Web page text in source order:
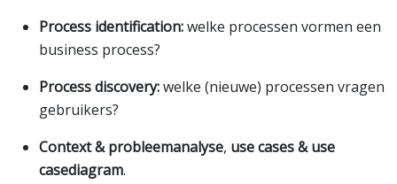
Process identification:welke processen vormen een
business process?
Process discovery:welke (nieuwe) processen vragen
gebruikers?
Context & probleemanalyse, use cases & use
casediagram.